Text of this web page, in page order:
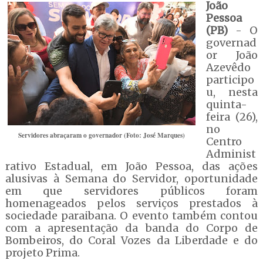
Servidores abraçaram o governador (Foto: José Marques)
João
Pessoa
(PB)- O
governad
or João
Azevêdo
participo
u, nesta
quinta-
feira (26),
no
Centro
Administ
rativo Estadual, em João Pessoa, das ações
alusivas à Semana do Servidor, oportunidade
em que servidores públicos foram
homenageados pelos serviços prestados à
sociedade paraibana. O evento também contou
com a apresentação da banda do Corpo de
Bombeiros, do Coral Vozes da Liberdade e do
projeto Prima.